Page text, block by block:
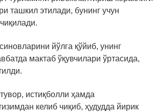
ташкил этилади, бунинг учун
йўлга қўйиб, унинг
мактаб ўқувчилари ўртасида,
истиқболли ҳамда
келиб чиқиб, ҳудудда йирик